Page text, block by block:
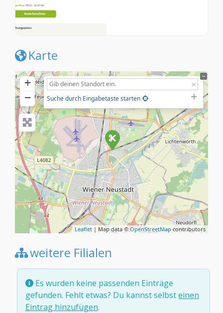
Karte
+
−
Suche durch Eingabetaste starten
Leaflet | Map data ©OpenStreetMapcontributors
weitere Filialen
Es wurden keine passenden Einträge
gefunden. Fehlt etwas? Du kannst selbsteinen
Eintrag hinzufügen.